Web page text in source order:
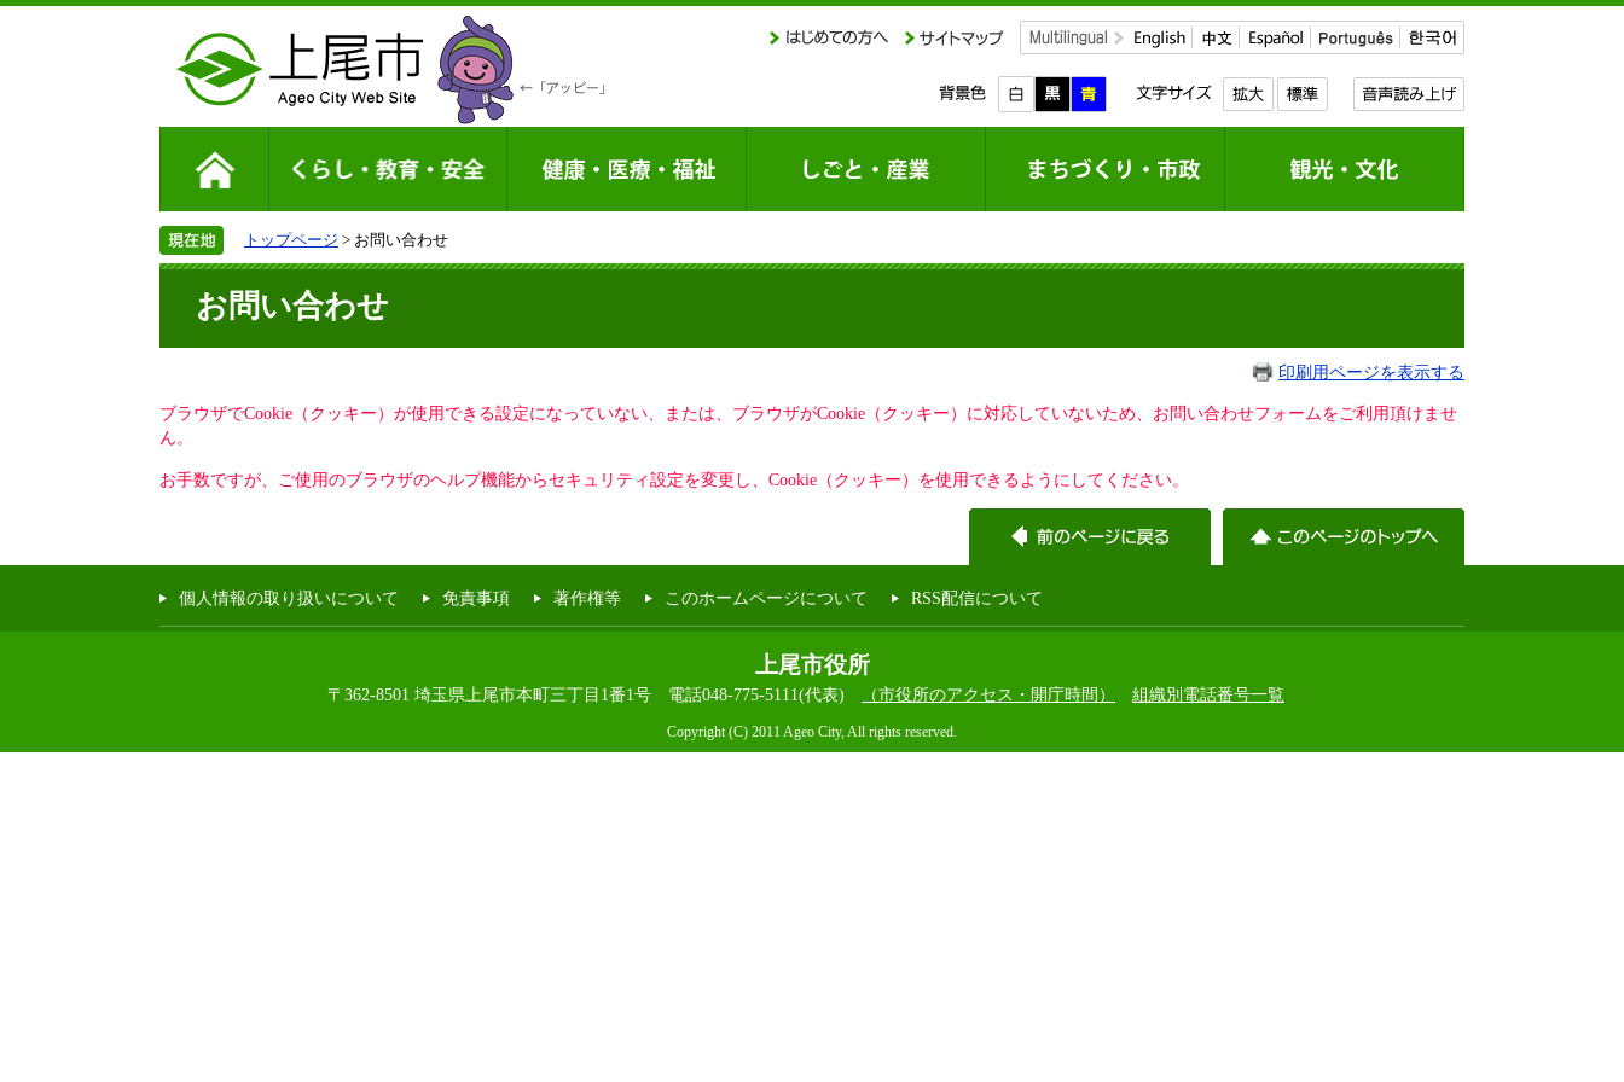
トップページ > お問い合わせ
お問い合わせ
印刷用ページを表示する
ブラウザでCookie（クッキー）が使用できる設定になっていない、または、ブラウザがCookie（クッキー）に対応していないため、お問い合わせフォームをご利用頂けませ
ん。
お手数ですが、ご使用のブラウザのヘルプ機能からセキュリティ設定を変更し、Cookie（クッキー）を使用できるようにしてください。
個人情報の取り扱いについて 免責事項 著作権等 このホームページについて RSS配信について
上尾市役所
〒362-8501 埼玉県上尾市本町三丁目1番1号 電話048-775-5111(代表) （市役所のアクセス・開庁時間） 組織別電話番号一覧
Copyright (C) 2011 Ageo City, All rights reserved.